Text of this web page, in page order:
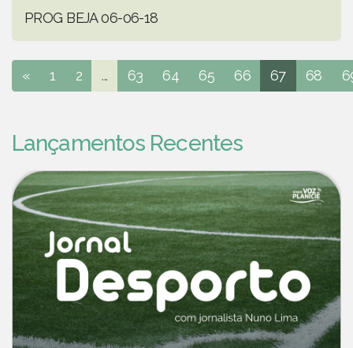
PROG BEJA 06-06-18
« 1 2 ... 63 64 65 66 67 68
Lançamentos Recentes